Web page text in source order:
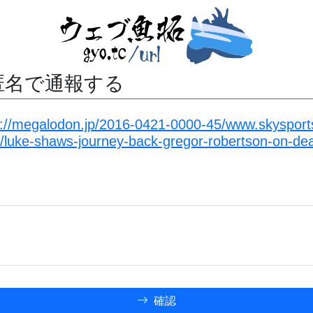
で通報する
megalodon.jp/2016-0421-0000-45/
shaws-journey-back-gregor-robertson-on-
確認